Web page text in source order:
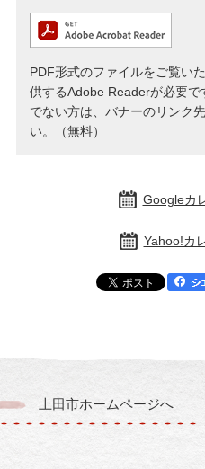
PDF形式のファイルをご覧い
供するAdobe Readerが必要で
でない方は、バナーのリンク
い。（無料）
Googleカ
Yahoo!カ
上田市ホームページへ